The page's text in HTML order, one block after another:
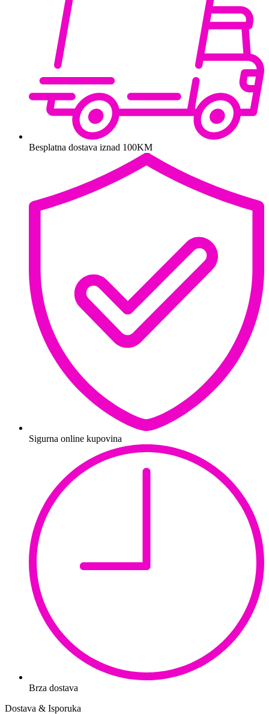
Besplatna dostava iznad 100KM
Sigurna online kupovina
Brza dostava
Dostava & Isporuka